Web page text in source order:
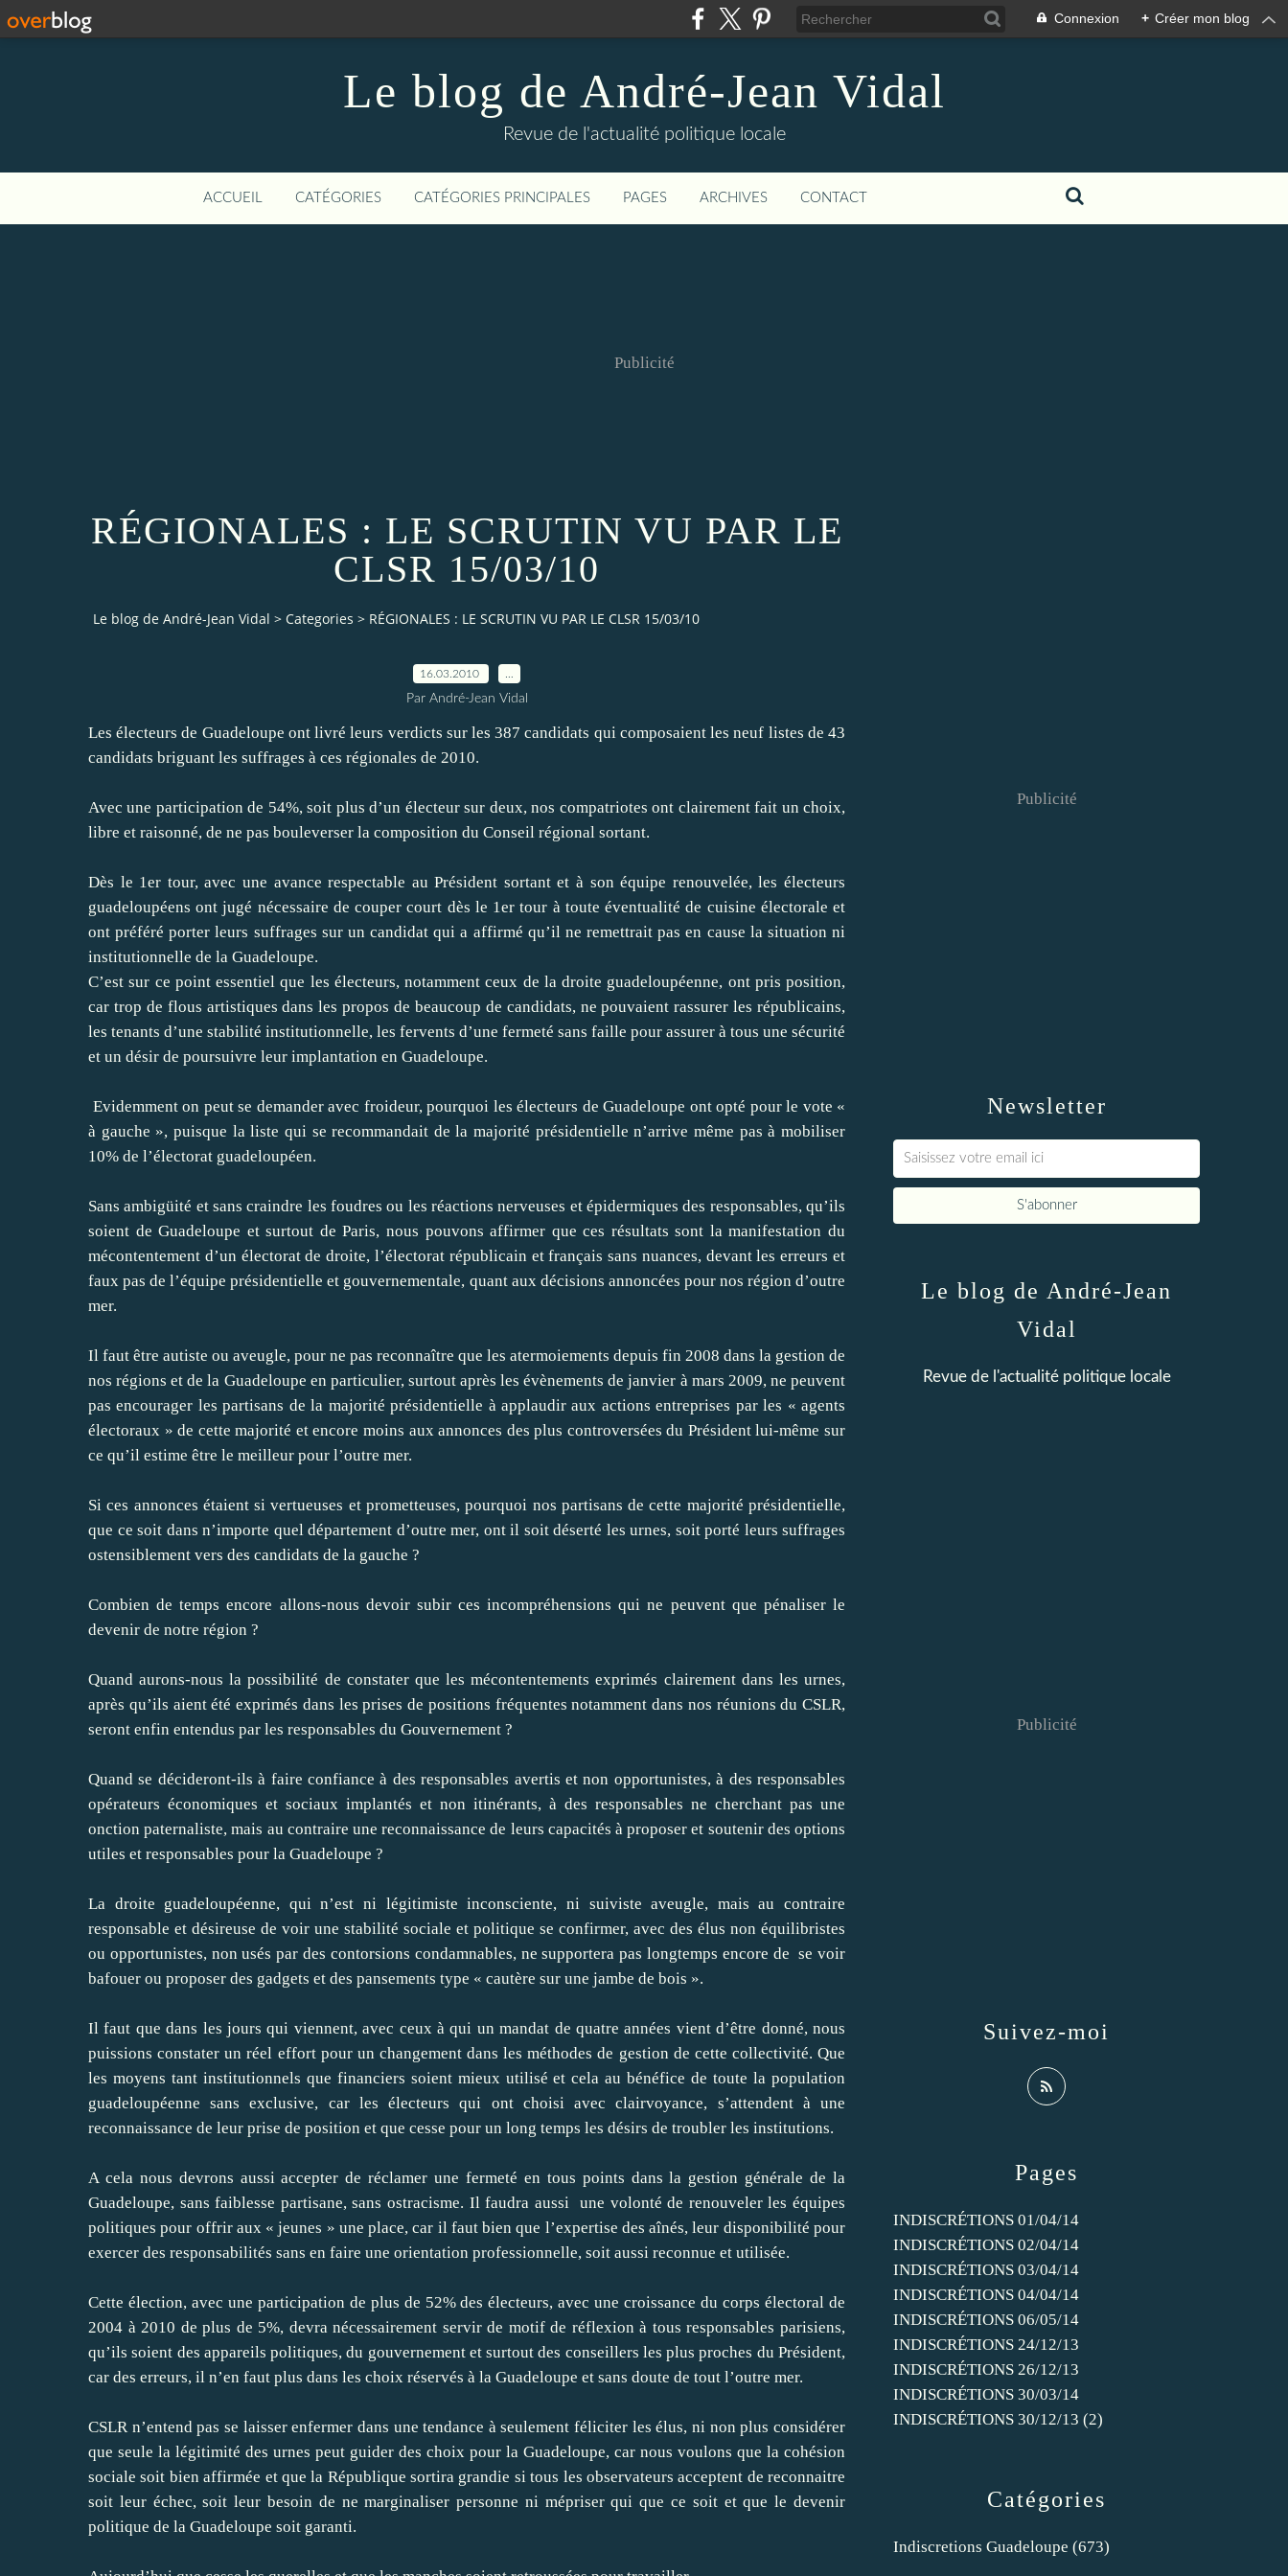
Connexion + Créer mon blog
Le blog de André-Jean Vidal
Revue de l'actualité politique locale
ACCUEIL CATÉGORIES CATÉGORIES PRINCIPALES PAGES ARCHIVES CONTACT
Publicité
RÉGIONALES : LE SCRUTIN VU PAR LE
CLSR 15/03/10
Le blog de André-Jean Vidal > Categories > RÉGIONALES : LE SCRUTIN VU PAR LE CLSR 15/03/10
16.03.2010
Par André-Jean Vidal
Les électeurs de Guadeloupe ont livré leurs verdicts sur les 387 candidats qui composaient les neuf listes de 43
candidats briguant les suffrages à ces régionales de 2010.
Avec une participation de 54%, soit plus d’un électeur sur deux, nos compatriotes ont clairement fait un choix,
libre et raisonné, de ne pas bouleverser la composition du Conseil régional sortant.
Dès le 1er tour, avec une avance respectable au Président sortant et à son équipe renouvelée, les électeurs
guadeloupéens ont jugé nécessaire de couper court dès le 1er tour à toute éventualité de cuisine électorale et
ont préféré porter leurs suffrages sur un candidat qui a affirmé qu’il ne remettrait pas en cause la situation ni
institutionnelle de la Guadeloupe.
C’est sur ce point essentiel que les électeurs, notamment ceux de la droite guadeloupéenne, ont pris position,
car trop de flous artistiques dans les propos de beaucoup de candidats, ne pouvaient rassurer les républicains,
les tenants d’une stabilité institutionnelle, les fervents d’une fermeté sans faille pour assurer à tous une sécurité
et un désir de poursuivre leur implantation en Guadeloupe.
Evidemment on peut se demander avec froideur, pourquoi les électeurs de Guadeloupe ont opté pour le vote «
à gauche », puisque la liste qui se recommandait de la majorité présidentielle n’arrive même pas à mobiliser
10% de l’électorat guadeloupéen.
Sans ambigüité et sans craindre les foudres ou les réactions nerveuses et épidermiques des responsables, qu’ils
soient de Guadeloupe et surtout de Paris, nous pouvons affirmer que ces résultats sont la manifestation du
mécontentement d’un électorat de droite, l’électorat républicain et français sans nuances, devant les erreurs et
faux pas de l’équipe présidentielle et gouvernementale, quant aux décisions annoncées pour nos région d’outre
mer.
Il faut être autiste ou aveugle, pour ne pas reconnaître que les atermoiements depuis fin 2008 dans la gestion de
nos régions et de la Guadeloupe en particulier, surtout après les évènements de janvier à mars 2009, ne peuvent
pas encourager les partisans de la majorité présidentielle à applaudir aux actions entreprises par les « agents
électoraux » de cette majorité et encore moins aux annonces des plus controversées du Président lui-même sur
ce qu’il estime être le meilleur pour l’outre mer.
Si ces annonces étaient si vertueuses et prometteuses, pourquoi nos partisans de cette majorité présidentielle,
que ce soit dans n’importe quel département d’outre mer, ont il soit déserté les urnes, soit porté leurs suffrages
ostensiblement vers des candidats de la gauche ?
Combien de temps encore allons-nous devoir subir ces incompréhensions qui ne peuvent que pénaliser le
devenir de notre région ?
Quand aurons-nous la possibilité de constater que les mécontentements exprimés clairement dans les urnes,
après qu’ils aient été exprimés dans les prises de positions fréquentes notamment dans nos réunions du CSLR,
seront enfin entendus par les responsables du Gouvernement ?
Quand se décideront-ils à faire confiance à des responsables avertis et non opportunistes, à des responsables
opérateurs économiques et sociaux implantés et non itinérants, à des responsables ne cherchant pas une
onction paternaliste, mais au contraire une reconnaissance de leurs capacités à proposer et soutenir des options
utiles et responsables pour la Guadeloupe ?
La droite guadeloupéenne, qui n’est ni légitimiste inconsciente, ni suiviste aveugle, mais au contraire
responsable et désireuse de voir une stabilité sociale et politique se confirmer, avec des élus non équilibristes
ou opportunistes, non usés par des contorsions condamnables, ne supportera pas longtemps encore de se voir
bafouer ou proposer des gadgets et des pansements type « cautère sur une jambe de bois ».
Il faut que dans les jours qui viennent, avec ceux à qui un mandat de quatre années vient d’être donné, nous
puissions constater un réel effort pour un changement dans les méthodes de gestion de cette collectivité. Que
les moyens tant institutionnels que financiers soient mieux utilisé et cela au bénéfice de toute la population
guadeloupéenne sans exclusive, car les électeurs qui ont choisi avec clairvoyance, s’attendent à une
reconnaissance de leur prise de position et que cesse pour un long temps les désirs de troubler les institutions.
A cela nous devrons aussi accepter de réclamer une fermeté en tous points dans la gestion générale de la
Guadeloupe, sans faiblesse partisane, sans ostracisme. Il faudra aussi une volonté de renouveler les équipes
politiques pour offrir aux « jeunes » une place, car il faut bien que l’expertise des aînés, leur disponibilité pour
exercer des responsabilités sans en faire une orientation professionnelle, soit aussi reconnue et utilisée.
Cette élection, avec une participation de plus de 52% des électeurs, avec une croissance du corps électoral de
2004 à 2010 de plus de 5%, devra nécessairement servir de motif de réflexion à tous responsables parisiens,
qu’ils soient des appareils politiques, du gouvernement et surtout des conseillers les plus proches du Président,
car des erreurs, il n’en faut plus dans les choix réservés à la Guadeloupe et sans doute de tout l’outre mer.
CSLR n’entend pas se laisser enfermer dans une tendance à seulement féliciter les élus, ni non plus considérer
que seule la légitimité des urnes peut guider des choix pour la Guadeloupe, car nous voulons que la cohésion
sociale soit bien affirmée et que la République sortira grandie si tous les observateurs acceptent de reconnaitre
soit leur échec, soit leur besoin de ne marginaliser personne ni mépriser qui que ce soit et que le devenir
politique de la Guadeloupe soit garanti.
Newsletter
Publicité
Catégories
Indiscretions Guadeloupe (673)
Pages
INDISCRÉTIONS 01/04/14
INDISCRÉTIONS 02/04/14
INDISCRÉTIONS 03/04/14
INDISCRÉTIONS 04/04/14
INDISCRÉTIONS 06/05/14
INDISCRÉTIONS 24/12/13
INDISCRÉTIONS 26/12/13
INDISCRÉTIONS 30/03/14
INDISCRÉTIONS 30/12/13 (2)
Le blog de André-Jean
Vidal
Revue de l'actualité politique locale
Suivez-moi
Publicité